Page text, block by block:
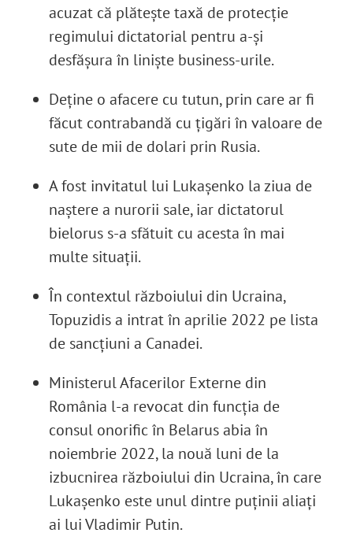
acuzat că plătește taxă de protecție
regimului dictatorial pentru a-și
desfășura în liniște business-urile.
Deține o afacere cu tutun, prin care ar fi
făcut contrabandă cu țigări în valoare de
sute de mii de dolari prin Rusia.
A fost invitatul lui Lukașenko la ziua de
naștere a nurorii sale, iar dictatorul
bielorus s-a sfătuit cu acesta în mai
multe situații.
În contextul războiului din Ucraina,
Topuzidis a intrat în aprilie 2022 pe lista
de sancțiuni a Canadei.
Ministerul Afacerilor Externe din
România l-a revocat din funcția de
consul onorific în Belarus abia în
noiembrie 2022, la nouă luni de la
izbucnirea războiului din Ucraina, în care
Lukașenko este unul dintre puținii aliați
ai lui Vladimir Putin.